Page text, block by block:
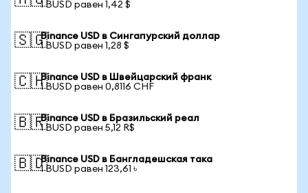
1 BUSD равен 1,42 $
🇸🇬Binance USD в Сингапурский доллар
1 BUSD равен 1,28 $
🇨🇭Binance USD в Швейцарский франк
1 BUSD равен 0,8116 CHF
🇧🇷Binance USD в Бразильский реал
1 BUSD равен 5,12 R$
🇧🇩Binance USD в Бангладешская така
1 BUSD равен 123,61 ৳